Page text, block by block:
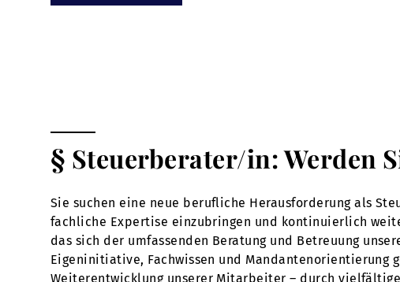
§ Steuerberater/in: Werden
Sie suchen eine neue berufliche Herausforderung als
fachliche Expertise einzubringen und kontinuierlich
das sich der umfassenden Beratung und Betreuung
Eigeninitiative, Fachwissen und Mandantenorientierung
Weiterentwicklung unserer Mitarbeiter – durch